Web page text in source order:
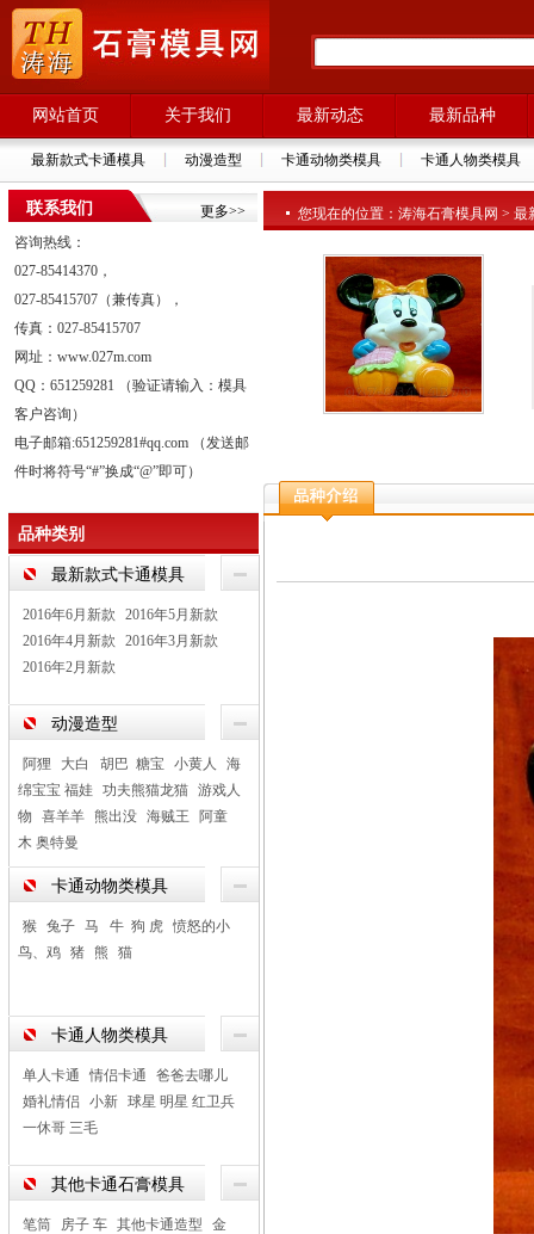
网站首页 关于我们 最新动态 最新品种
最新款式卡通模具 动漫造型 卡通动物类模具 卡通人物类模具
更多>>
联系我们
咨询热线：
027-85414370，
027-85415707（兼传真），
传真：027-85415707
网址：www.027m.com
QQ：651259281 （验证请输入：模具
客户咨询）
电子邮箱:651259281#qq.com （发送邮
件时将符号“#”换成“@”即可）
品种类别
最新款式卡通模具
2016年6月新款
2016年5月新款
2016年4月新款
2016年3月新款
2016年2月新款
动漫造型
阿狸 大白 胡巴 糖宝 小黄人
海
绵宝宝 福娃 功夫熊猫龙猫 游戏人
物
喜羊羊 熊出没 海贼王
阿童
木 奥特曼
卡通动物类模具
猴 兔子 马 牛 狗 虎 愤怒的小
鸟、鸡 猪 熊 猫
卡通人物类模具
单人卡通 情侣卡通
爸爸去哪儿
婚礼情侣
小新 球星 明星 红卫兵
一休哥 三毛
其他卡通石膏模具
笔筒 房子 车 其他卡通造型
金
您现在的位置：涛海石膏模具网 > 最